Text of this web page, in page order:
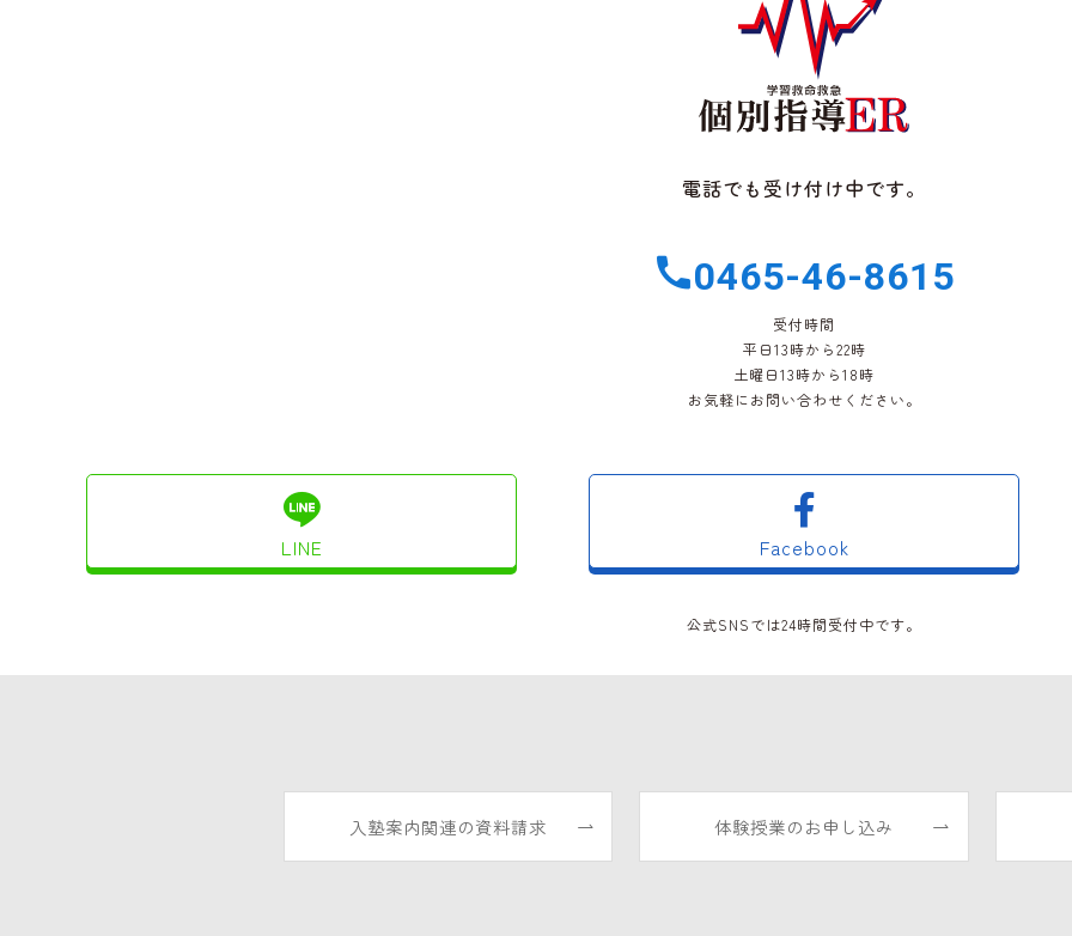
電話でも受け付け中です。
0465-46-8615
受付時間
平日13時から22時
土曜日13時から18時
お気軽にお問い合わせください。
LINE Facebook
公式SNSでは24時間受付中です。
入塾案内関連の資料請求 体験授業のお申し込み